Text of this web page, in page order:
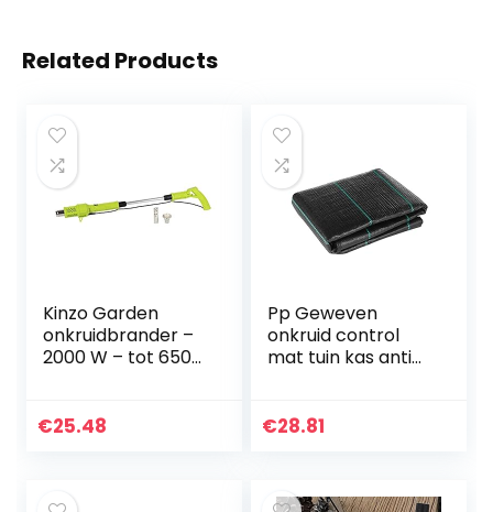
Related Products
Kinzo Garden
onkruidbrander –
2000 W – tot 650
elektrisch –
€25.48
Pp Geweven
onkruid control
mat tuin kas anti
zonbestendig
€28.81